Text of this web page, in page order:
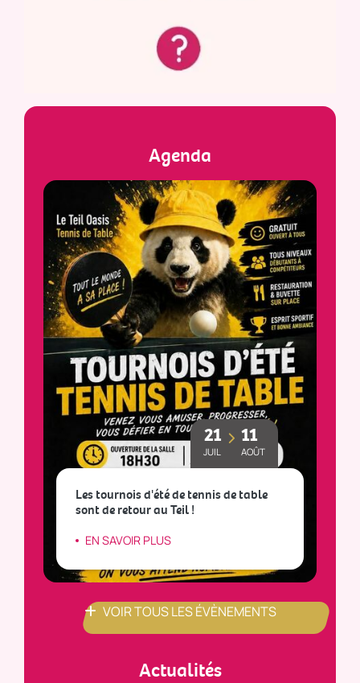
Agenda
21
JUIL
11
AOÛT
Les tournois d'été de tennis de table
sont de retour au Teil !
EN SAVOIR PLUS
VOIR TOUS LES ÉVÈNEMENTS
Actualités